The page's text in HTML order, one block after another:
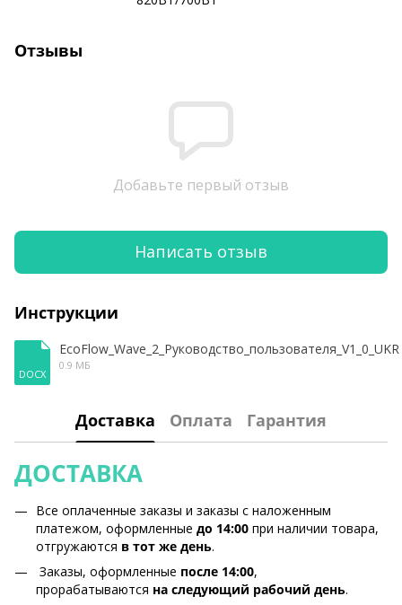
Отзывы
Добавьте первый отзыв
Написать отзыв
Инструкции
DOCX
EcoFlow_Wave_2_Руководство_пользователя_V1_0_UKR
0.9 МБ
Доставка Оплата Гарантия
ДОСТАВКА
Все оплаченные заказы и заказы с наложенным
платежом, оформленные до 14:00 при наличии товара,
отгружаются в тот же день.
Заказы, оформленные после 14:00,
прорабатываются на следующий рабочий день.